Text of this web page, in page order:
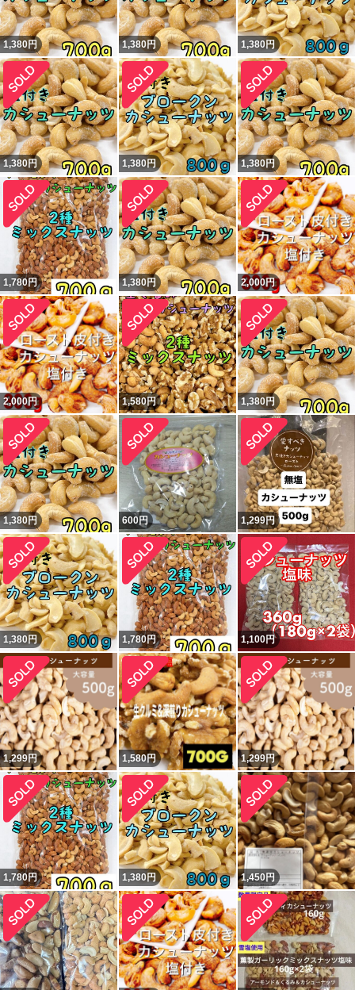
1,380円 1,380円 1,380円
1,380円 1,380円 1,380円
1,780円 1,380円 2,000円
2,000円 1,580円 1,380円
1,380円 600円 1,299円
1,380円 1,780円 1,100円
1,299円 1,580円 1,299円
1,780円 1,380円 1,450円